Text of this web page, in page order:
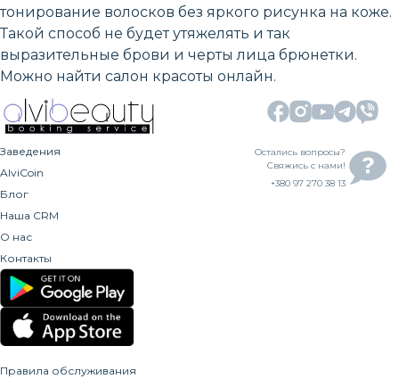
тонирование волосков без яркого рисунка на коже.
Такой способ не будет утяжелять и так
выразительные брови и черты лица брюнетки.
Можно найти салон красоты онлайн.
Заведения
AlviCoin
Блог
Наша CRM
О нас
Контакты
Остались вопросы?
Свяжись с нами!
+380 97 270 38 13
Правила обслуживания